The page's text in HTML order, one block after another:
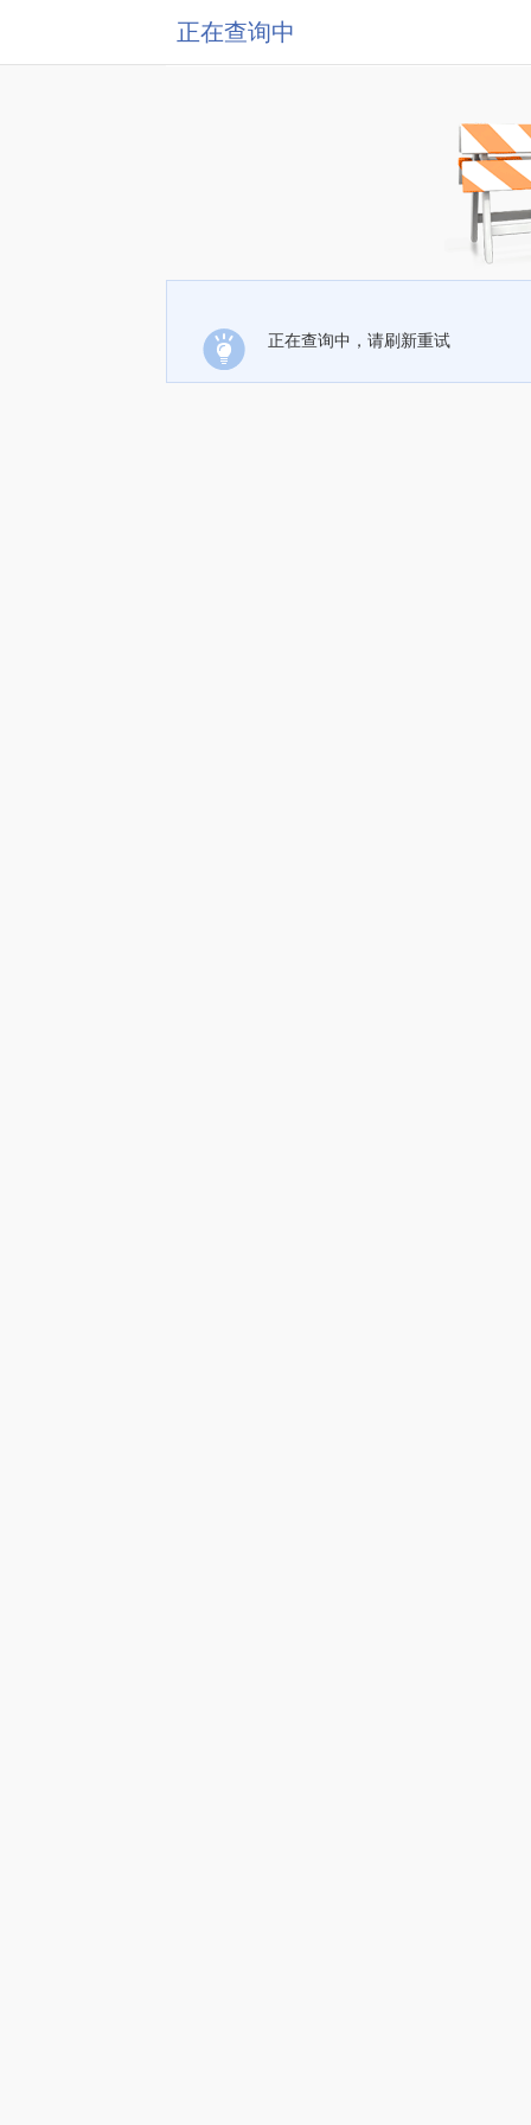
正在查询中
正在查询中，请刷新重试